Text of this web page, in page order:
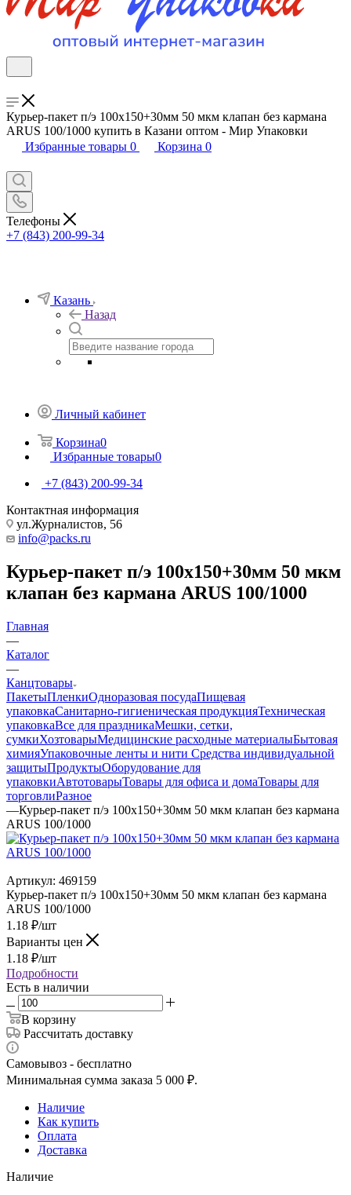
Курьер-пакет п/э 100х150+30мм 50 мкм клапан без кармана
ARUS 100/1000 купить в Казани оптом - Мир Упаковки
Избранные товары 0 Корзина 0
Телефоны
+7 (843) 200-99-34
Казань
Назад
Личный кабинет
Корзина0
Избранные товары0
+7 (843) 200-99-34
Контактная информация
ул.Журналистов, 56
info@packs.ru
Курьер-пакет п/э 100х150+30мм 50 мкм
клапан без кармана ARUS 100/1000
Главная
—
Каталог
—
Канцтовары
ПакетыПленкиОдноразовая посудаПищевая
упаковкаСанитарно-гигиеническая продукцияТехническая
упаковкаВсе для праздникаМешки, сетки,
сумкиХозтоварыМедицинские расходные материалыБытовая
химияУпаковочные ленты и нити Средства индивидуальной
защитыПродуктыОборудование для
упаковкиАвтотоварыТовары для офиса и домаТовары для
торговлиРазное
—Курьер-пакет п/э 100х150+30мм 50 мкм клапан без кармана
ARUS 100/1000
Артикул: 469159
Курьер-пакет п/э 100х150+30мм 50 мкм клапан без кармана
ARUS 100/1000
1.18 ₽/шт
Варианты цен
1.18 ₽/шт
Подробности
Есть в наличии
В корзину
Рассчитать доставку
Самовывоз - бесплатно
Минимальная сумма заказа 5 000 ₽.
Наличие
Как купить
Оплата
Доставка
Наличие